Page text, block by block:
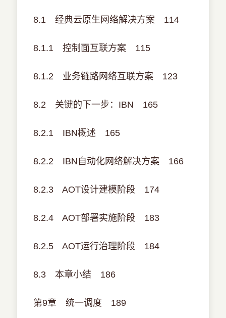
8.1 经典云原生网络解决方案 114
8.1.1 控制面互联方案 115
8.1.2 业务链路网络互联方案 123
8.2 关键的下一步：IBN 165
8.2.1 IBN概述 165
8.2.2 IBN自动化网络解决方案 166
8.2.3 AOT设计建模阶段 174
8.2.4 AOT部署实施阶段 183
8.2.5 AOT运行治理阶段 184
8.3 本章小结 186
第9章 统一调度 189